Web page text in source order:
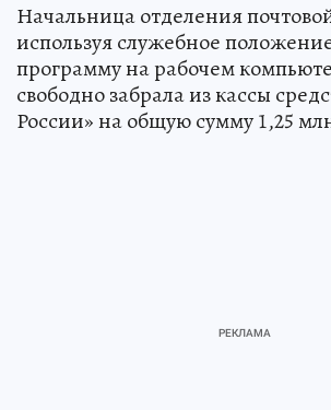
Начальница отделения
используя служебное
программу на рабочем
свободно забрала из кассы
России» на общую сумму 1,25